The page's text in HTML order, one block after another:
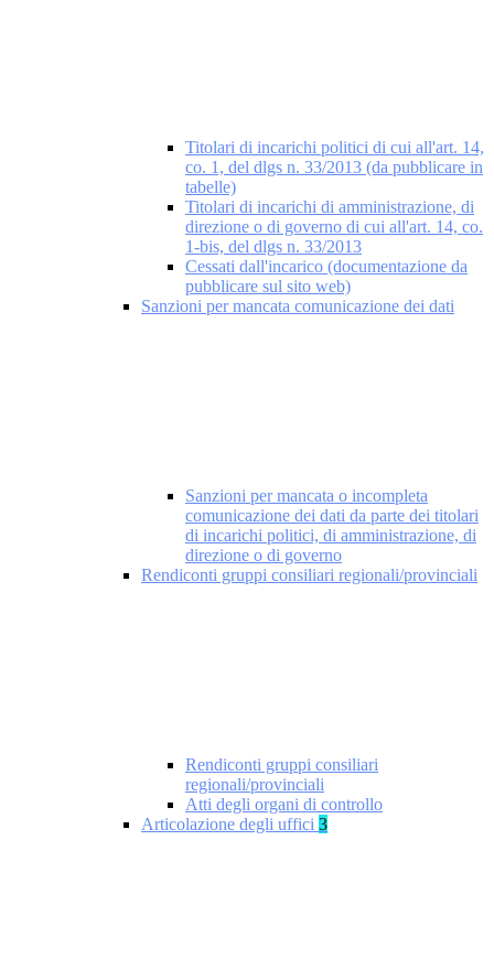
Titolari di incarichi politici di cui all'art. 14,
co. 1, del dlgs n. 33/2013 (da pubblicare in
tabelle)
Titolari di incarichi di amministrazione, di
direzione o di governo di cui all'art. 14, co.
1-bis, del dlgs n. 33/2013
Cessati dall'incarico (documentazione da
pubblicare sul sito web)
Sanzioni per mancata comunicazione dei dati
Sanzioni per mancata o incompleta
comunicazione dei dati da parte dei titolari
di incarichi politici, di amministrazione, di
direzione o di governo
Rendiconti gruppi consiliari regionali/provinciali
Rendiconti gruppi consiliari
regionali/provinciali
Atti degli organi di controllo
Articolazione degli uffici 3